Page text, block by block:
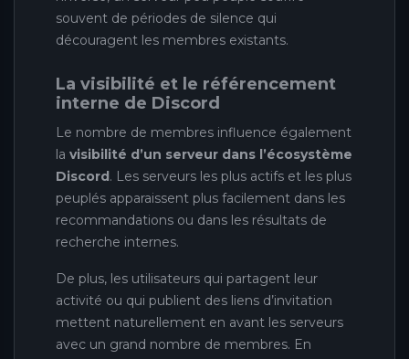
souvent de périodes de silence qui
découragent les membres existants.
La visibilité et le référencement
interne de Discord
Le nombre de membres influence également
la visibilité d’un serveur dans l’écosystème
Discord. Les serveurs les plus actifs et les plus
peuplés apparaissent plus facilement dans les
recommandations ou dans les résultats de
recherche internes.
De plus, les utilisateurs qui partagent leur
activité ou qui publient des liens d’invitation
mettent naturellement en avant les serveurs
avec un grand nombre de membres. En